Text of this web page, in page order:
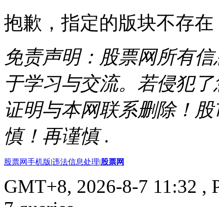
抱歉，指定的版块不存在
免责声明：股票网所有
于学习与交流。若侵犯
证明与本网联系删除！
慎！再谨慎 .
股票网手机版|违法信息处理|股票网
GMT+8, 2026-8-7 11:32 ,